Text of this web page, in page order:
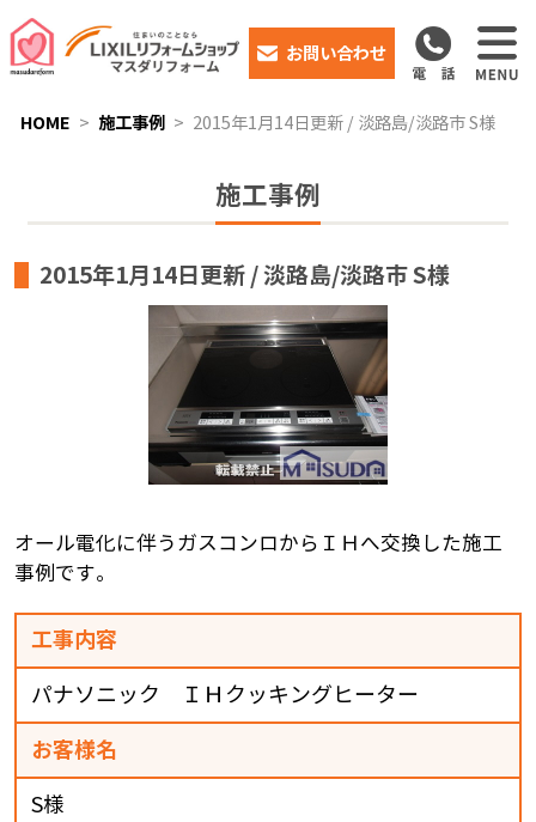
お問い合わせ
HOME 施工事例 2015年1月14日更新 / 淡路島/淡路市 S様
施工事例
2015年1月14日更新 / 淡路島/淡路市 S様
オール電化に伴うガスコンロからＩＨへ交換した施工
事例です。
工事内容
パナソニック ＩＨクッキングヒーター
お客様名
S様